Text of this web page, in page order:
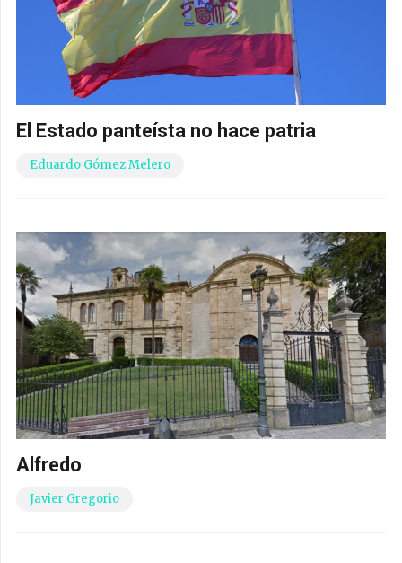
El Estado panteísta no hace patria
Eduardo Gómez Melero
Alfredo
Javier Gregorio